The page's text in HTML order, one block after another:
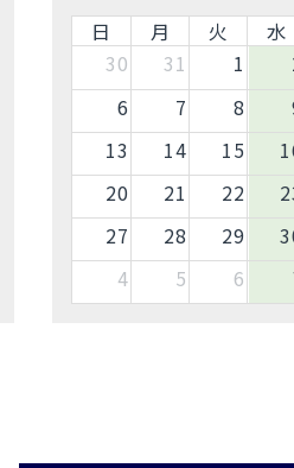
日 月 火 水
30
31 1
6
7 8
13
14 15
20
21 22
27
28 29
4
5 6